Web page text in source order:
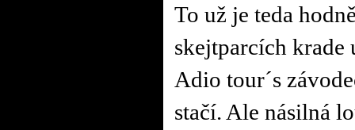
To už je teda
skejtparcích
Adio tour´s
stačí. Ale násilná